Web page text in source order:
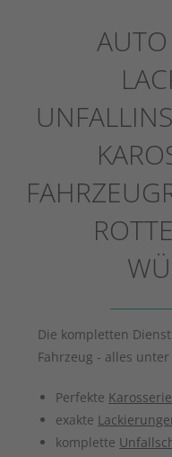
Die kompletten
Fahrzeug - alles
Perfekte
exakte
komplette